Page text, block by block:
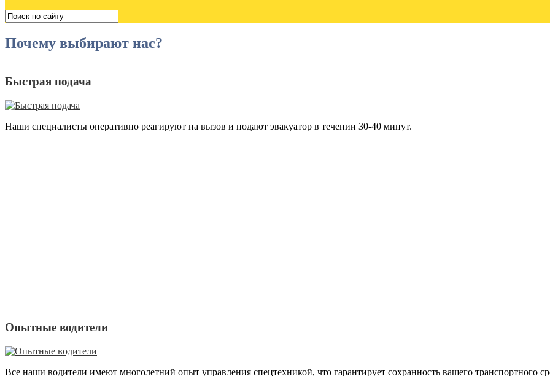
Почему выбирают нас?
Быстрая подача
Наши специалисты оперативно реагируют на вызов и подают эвакуатор в течении 30-40 минут.
Опытные водители
Все наши водители имеют многолетний опыт управления спецтехникой, что гарантирует сохранность вашего транспортного